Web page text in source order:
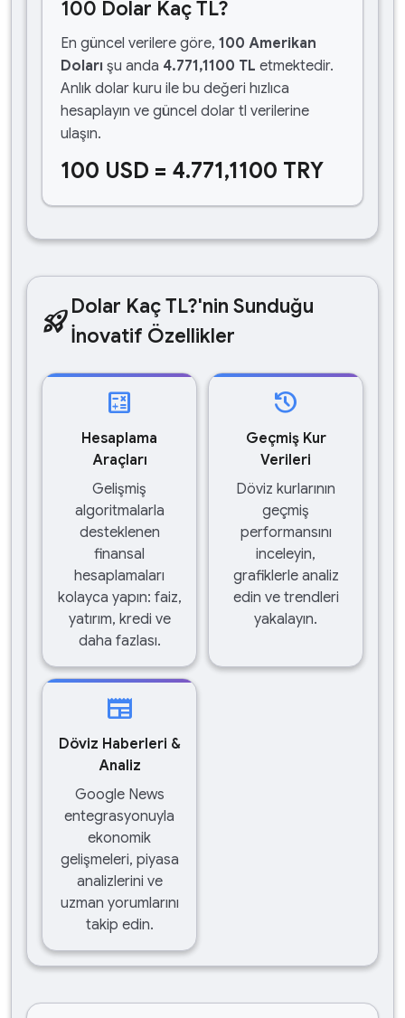
100 Dolar Kaç TL?
En güncel verilere göre, 100 Amerikan
Doları şu anda 4.771,1100 TL etmektedir.
Anlık dolar kuru ile bu değeri hızlıca
hesaplayın ve güncel dolar tl verilerine
ulaşın.
100 USD = 4.771,1100 TRY
rocket_launchDolar Kaç TL?'nin Sunduğu
İnovatif Özellikler
calculate
Hesaplama
Araçları
Gelişmiş
algoritmalarla
desteklenen
finansal
hesaplamaları
kolayca yapın: faiz,
yatırım, kredi ve
daha fazlası.
history
Geçmiş Kur
Verileri
Döviz kurlarının
geçmiş
performansını
inceleyin,
grafiklerle analiz
edin ve trendleri
yakalayın.
newspaper
Döviz Haberleri &
Analiz
Google News
entegrasyonuyla
ekonomik
gelişmeleri, piyasa
analizlerini ve
uzman yorumlarını
takip edin.